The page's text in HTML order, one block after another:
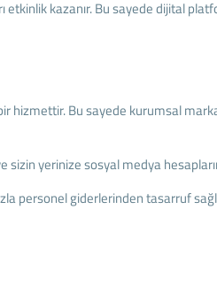
kazanır. Bu sayede dijital
hizmettir. Bu sayede kurumsal
yerinize sosyal medya
personel giderlerinden tasarruf